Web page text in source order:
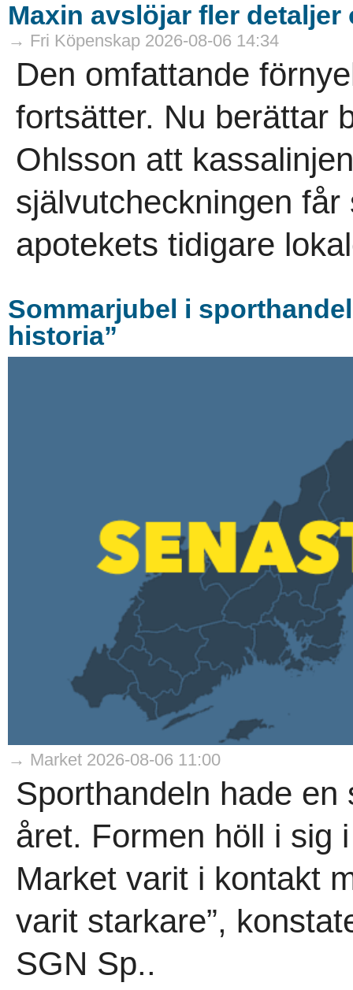
Maxin avslöjar fler
→ Fri Köpenskap 2026-08-06 14:34
Den omfattande
fortsätter. Nu berättar
Ohlsson att
självutcheckningen
apotekets tidigare
Sommarjubel i
historia”
→ Market 2026-08-06 11:00
Sporthandeln hade
året. Formen höll i sig
Market varit i kontakt
varit starkare”,
SGN Sp..